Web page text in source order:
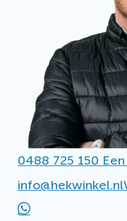
0488 725 150
info@hekwinkel.nl